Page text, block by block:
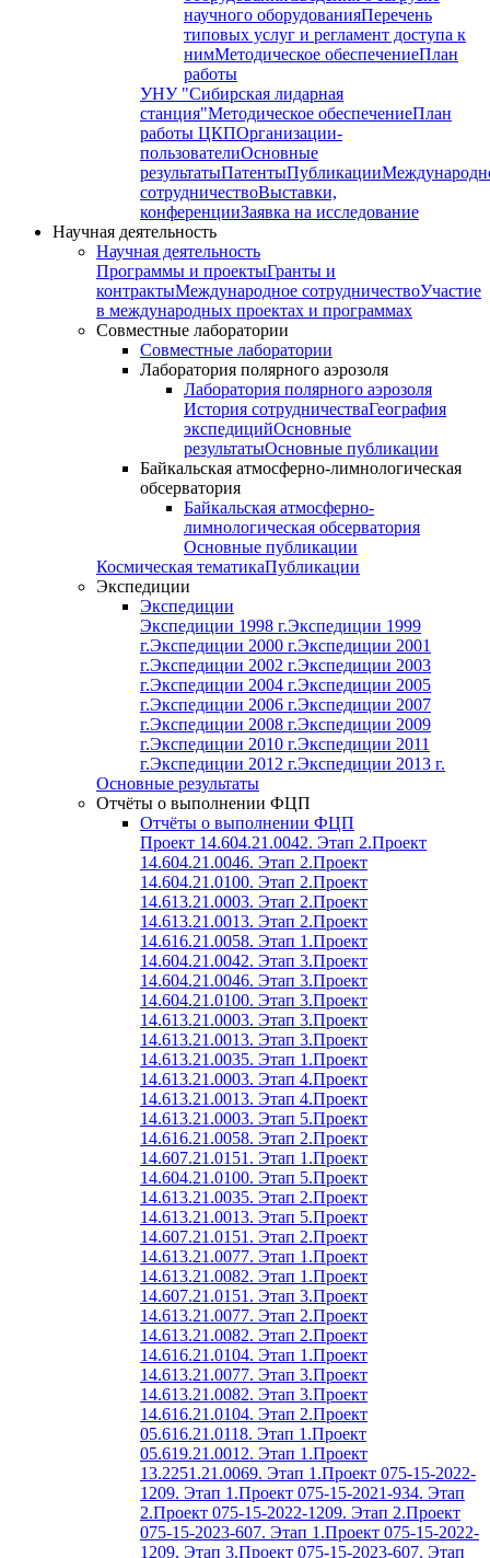
научного оборудованияПеречень
типовых услуг и регламент доступа к
нимМетодическое обеспечениеПлан
работы
УНУ "Сибирская лидарная
станция"Методическое обеспечениеПлан
работы ЦКПОрганизации-
пользователиОсновные
результатыПатентыПубликации
сотрудничествоВыставки,
конференцииЗаявка на исследование
Научная деятельность
Научная деятельность
Программы и проектыГранты и
контрактыМеждународное сотрудничествоУчастие
в международных проектах и программах
Совместные лаборатории
Совместные лаборатории
Лаборатория полярного аэрозоля
Лаборатория полярного аэрозоля
История сотрудничестваГеография
экспедицийОсновные
результатыОсновные публикации
Байкальская атмосферно-лимнологическая
обсерватория
Байкальская атмосферно-
лимнологическая обсерватория
Основные публикации
Космическая тематикаПубликации
Экспедиции
Экспедиции
Экспедиции 1998 г.Экспедиции 1999
г.Экспедиции 2000 г.Экспедиции 2001
г.Экспедиции 2002 г.Экспедиции 2003
г.Экспедиции 2004 г.Экспедиции 2005
г.Экспедиции 2006 г.Экспедиции 2007
г.Экспедиции 2008 г.Экспедиции 2009
г.Экспедиции 2010 г.Экспедиции 2011
г.Экспедиции 2012 г.Экспедиции 2013 г.
Основные результаты
Отчёты о выполнении ФЦП
Отчёты о выполнении ФЦП
Проект 14.604.21.0042. Этап 2.Проект
14.604.21.0046. Этап 2.Проект
14.604.21.0100. Этап 2.Проект
14.613.21.0003. Этап 2.Проект
14.613.21.0013. Этап 2.Проект
14.616.21.0058. Этап 1.Проект
14.604.21.0042. Этап 3.Проект
14.604.21.0046. Этап 3.Проект
14.604.21.0100. Этап 3.Проект
14.613.21.0003. Этап 3.Проект
14.613.21.0013. Этап 3.Проект
14.613.21.0035. Этап 1.Проект
14.613.21.0003. Этап 4.Проект
14.613.21.0013. Этап 4.Проект
14.613.21.0003. Этап 5.Проект
14.616.21.0058. Этап 2.Проект
14.607.21.0151. Этап 1.Проект
14.604.21.0100. Этап 5.Проект
14.613.21.0035. Этап 2.Проект
14.613.21.0013. Этап 5.Проект
14.607.21.0151. Этап 2.Проект
14.613.21.0077. Этап 1.Проект
14.613.21.0082. Этап 1.Проект
14.607.21.0151. Этап 3.Проект
14.613.21.0077. Этап 2.Проект
14.613.21.0082. Этап 2.Проект
14.616.21.0104. Этап 1.Проект
14.613.21.0077. Этап 3.Проект
14.613.21.0082. Этап 3.Проект
14.616.21.0104. Этап 2.Проект
05.616.21.0118. Этап 1.Проект
05.619.21.0012. Этап 1.Проект
13.2251.21.0069. Этап 1.Проект 075-15-2022-
1209. Этап 1.Проект 075-15-2021-934. Этап
2.Проект 075-15-2022-1209. Этап 2.Проект
075-15-2023-607. Этап 1.Проект 075-15-2022-
1209. Этап 3.Проект 075-15-2023-607. Этап